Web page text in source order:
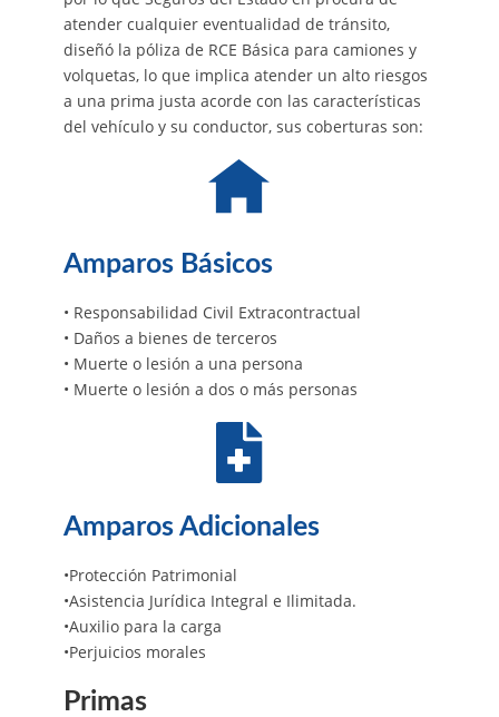
atender cualquier eventualidad de tránsito,
diseñó la póliza de RCE Básica para camiones y
volquetas, lo que implica atender un alto riesgos
a una prima justa acorde con las características
del vehículo y su conductor, sus coberturas son:
Amparos Básicos
• Responsabilidad Civil Extracontractual
• Daños a bienes de terceros
• Muerte o lesión a una persona
• Muerte o lesión a dos o más personas
Amparos Adicionales
•Protección Patrimonial
•Asistencia Jurídica Integral e Ilimitada.
•Auxilio para la carga
•Perjuicios morales
Primas